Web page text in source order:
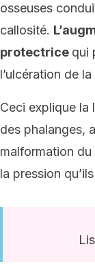
osseuses
callosité.
protectrice qui
l’ulcération de la
Ceci explique la
des phalanges,
malformation
la pression